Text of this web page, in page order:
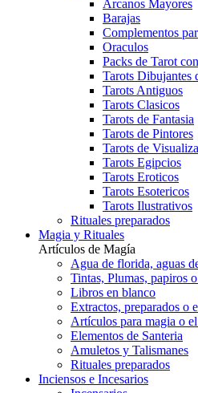
Arcanos Mayores
Barajas
Complementos
Oraculos
Packs de Tarot
Tarots Dibujantes
Tarots Antiguos
Tarots Clasicos
Tarots de Fantasia
Tarots de Pintores
Tarots de
Tarots Egipcios
Tarots Eroticos
Tarots Esotericos
Tarots Ilustrativos
Rituales preparados
Magia y Rituales
Artículos de Magía
Agua de florida, aguas
Tintas, Plumas, papiros
Libros en blanco
Extractos, preparados o
Artículos para magia o
Elementos de Santeria
Amuletos y Talismanes
Rituales preparados
Inciensos e Incesarios